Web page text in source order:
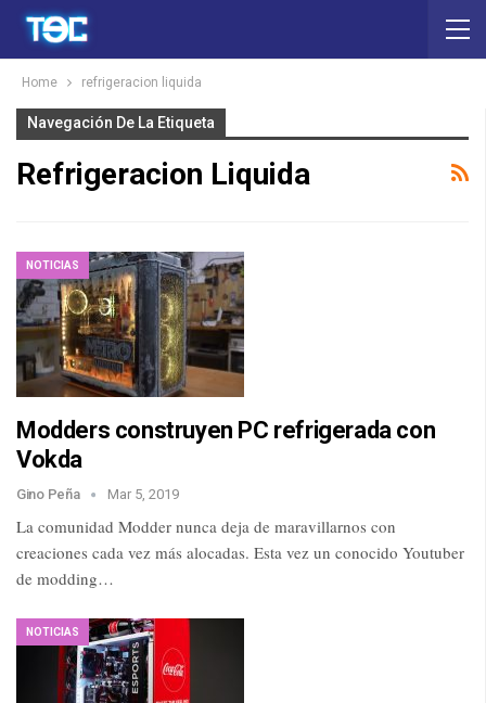
Home refrigeracion liquida
Navegación De La Etiqueta
Refrigeracion Liquida
NOTICIAS
Modders construyen PC refrigerada con
Vokda
Gino Peña Mar 5, 2019
La comunidad Modder nunca deja de maravillarnos con
creaciones cada vez más alocadas. Esta vez un conocido Youtuber
de modding…
NOTICIAS